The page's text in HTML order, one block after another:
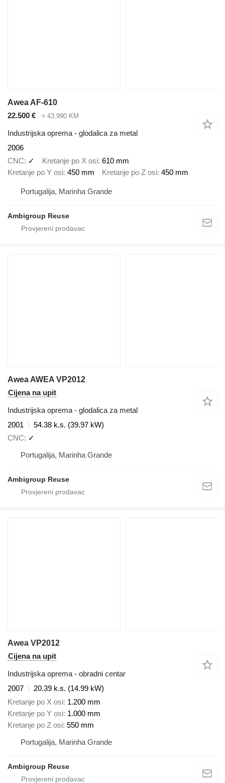
Awea AF-610
22.500 €
≈ 43.990 KM
Industrijska oprema - glodalica za metal
2006
CNC
✓ Kretanje po X osi 610 mm
Kretanje po Y osi 450 mm Kretanje po Z osi 450 mm
Portugalija, Marinha Grande
Ambigroup Reuse
Awea AWEA VP2012
Cijena na upit
Industrijska oprema - glodalica za metal
2001
54.38 k.s. (39.97 kW)
CNC
✓
Portugalija, Marinha Grande
Ambigroup Reuse
Awea VP2012
Cijena na upit
Industrijska oprema - obradni centar
2007
20.39 k.s. (14.99 kW)
Kretanje po X osi 1.200 mm
Kretanje po Y osi 1.000 mm
Kretanje po Z osi 550 mm
Portugalija, Marinha Grande
Ambigroup Reuse